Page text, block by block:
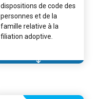
dispositions de code des
personnes et de la
famille relative à la
filiation adoptive.